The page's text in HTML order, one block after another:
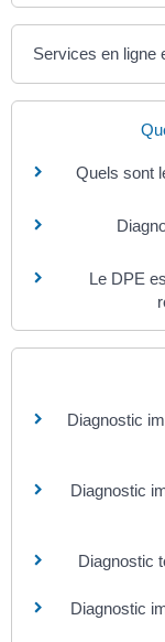
Services en ligne
Quels sont
Le DPE
Diagnostic
Diagnostic
Diagnostic
Diagnostic